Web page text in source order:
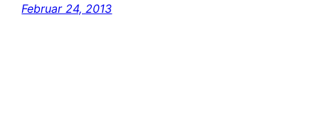
Februar 24, 2013